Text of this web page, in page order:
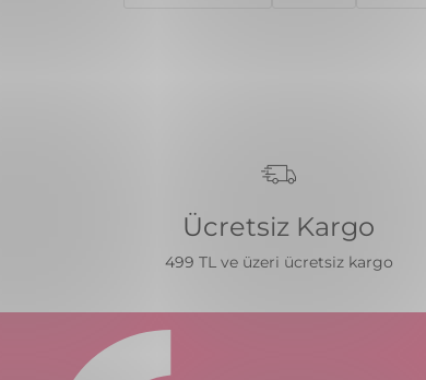
Ücretsiz Kargo
499 TL ve üzeri ücretsiz kargo